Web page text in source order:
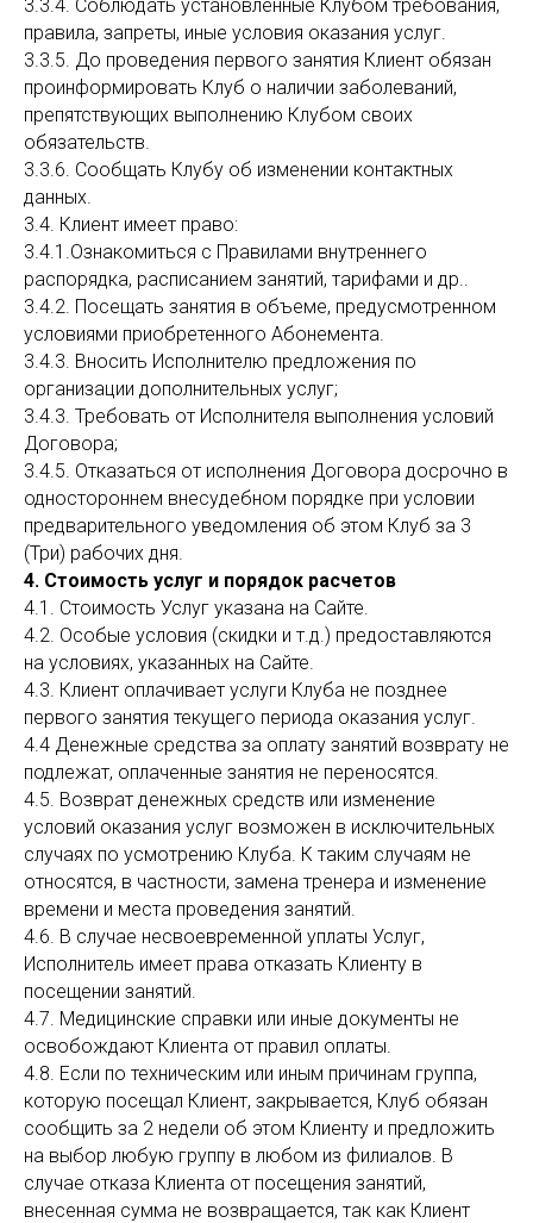
3.3.4. Соблюдать установленные Клубом требования,
правила, запреты, иные условия оказания услуг.
3.3.5. До проведения первого занятия Клиент обязан
проинформировать Клуб о наличии заболеваний,
препятствующих выполнению Клубом своих
обязательств.
3.3.6. Сообщать Клубу об изменении контактных
данных.
3.4. Клиент имеет право:
3.4.1.Ознакомиться с Правилами внутреннего
распорядка, расписанием занятий, тарифами и др..
3.4.2. Посещать занятия в объеме, предусмотренном
условиями приобретенного Абонемента.
3.4.3. Вносить Исполнителю предложения по
организации дополнительных услуг;
3.4.3. Требовать от Исполнителя выполнения условий
Договора;
3.4.5. Отказаться от исполнения Договора досрочно в
одностороннем внесудебном порядке при условии
предварительного уведомления об этом Клуб за 3
(Три) рабочих дня.
4. Стоимость услуг и порядок расчетов
4.1. Стоимость Услуг указана на Сайте.
4.2. Особые условия (скидки и т.д.) предоставляются
на условиях, указанных на Сайте.
4.3. Клиент оплачивает услуги Клуба не позднее
первого занятия текущего периода оказания услуг.
4.4 Денежные средства за оплату занятий возврату не
подлежат, оплаченные занятия не переносятся.
4.5. Возврат денежных средств или изменение
условий оказания услуг возможен в исключительных
случаях по усмотрению Клуба. К таким случаям не
относятся, в частности, замена тренера и изменение
времени и места проведения занятий.
4.6. В случае несвоевременной уплаты Услуг,
Исполнитель имеет права отказать Клиенту в
посещении занятий.
4.7. Медицинские справки или иные документы не
освобождают Клиента от правил оплаты.
4.8. Если по техническим или иным причинам группа,
которую посещал Клиент, закрывается, Клуб обязан
сообщить за 2 недели об этом Клиенту и предложить
на выбор любую группу в любом из филиалов. В
случае отказа Клиента от посещения занятий,
внесенная сумма не возвращается, так как Клиент